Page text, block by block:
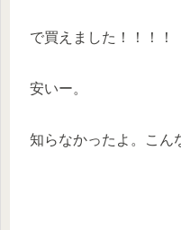
で買えました！！！！
安いー。
知らなかったよ。こん